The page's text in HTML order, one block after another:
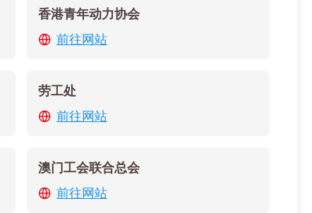
香港青年动力协会
前往网站
劳工处
前往网站
澳门工会联合总会
前往网站